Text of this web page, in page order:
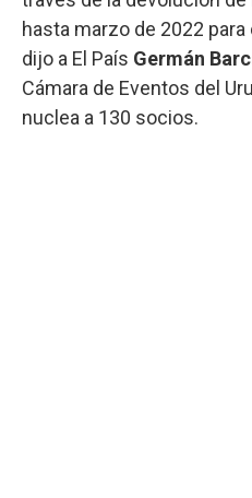
hasta marzo de 2022
dijo a El País Germán
Cámara de Eventos del
nuclea a 130 socios.